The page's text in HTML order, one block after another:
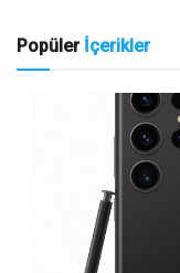
Popüler İçerikler